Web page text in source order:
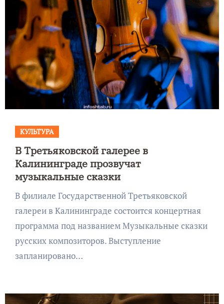
КУЛЬТУРА
В Третьяковской галерее в
Калининграде прозвучат
музыкальные сказки
В филиале Государственной Третьяковской
галереи в Калининграде состоится концертная
программа под названием Музыкальные сказки
русских композиторов. Выступление
запланировано…